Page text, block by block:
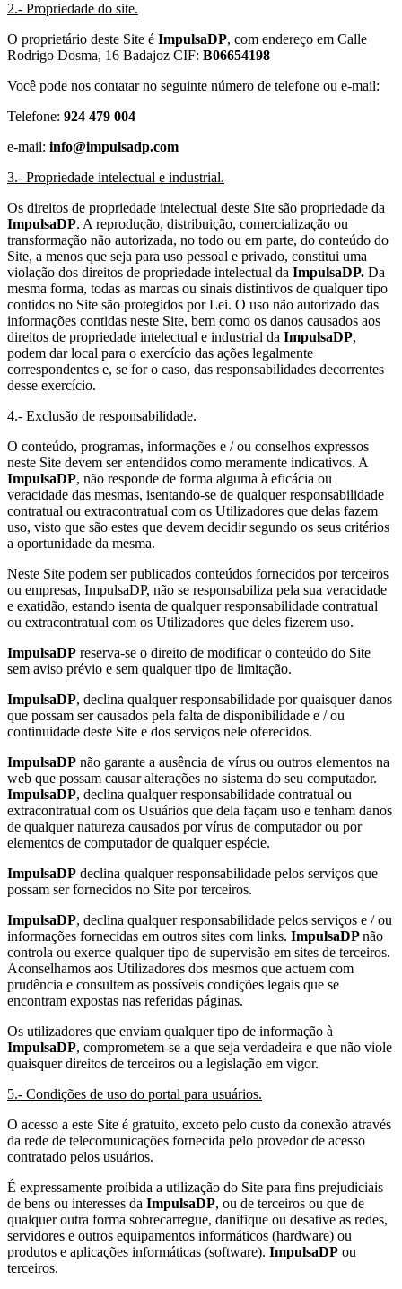
2.- Propriedade do site.
O proprietário deste Site é ImpulsaDP, com endereço em Calle
Rodrigo Dosma, 16 Badajoz CIF: B06654198
Você pode nos contatar no seguinte número de telefone ou e-mail:
Telefone: 924 479 004​​​​​​​
e-mail: info@impulsadp.com
3.- Propriedade intelectual e industrial.
Os direitos de propriedade intelectual deste Site são propriedade da
ImpulsaDP. A reprodução, distribuição, comercialização ou
transformação não autorizada, no todo ou em parte, do conteúdo do
Site, a menos que seja para uso pessoal e privado, constitui uma
violação dos direitos de propriedade intelectual da ImpulsaDP. Da
mesma forma, todas as marcas ou sinais distintivos de qualquer tipo
contidos no Site são protegidos por Lei. O uso não autorizado das
informações contidas neste Site, bem como os danos causados ​​aos
direitos de propriedade intelectual e industrial da ImpulsaDP,
podem dar local para o exercício das ações legalmente
correspondentes e, se for o caso, das responsabilidades decorrentes
desse exercício.
4.- Exclusão de responsabilidade.
O conteúdo, programas, informações e / ou conselhos expressos
neste Site devem ser entendidos como meramente indicativos. A
ImpulsaDP, não responde de forma alguma à eficácia ou
veracidade das mesmas, isentando-se de qualquer responsabilidade
contratual ou extracontratual com os Utilizadores que delas fazem
uso, visto que são estes que devem decidir segundo os seus critérios
a oportunidade da mesma.
Neste Site podem ser publicados conteúdos fornecidos por terceiros
ou empresas, ImpulsaDP, não se responsabiliza pela sua veracidade
e exatidão, estando isenta de qualquer responsabilidade contratual
ou extracontratual com os Utilizadores que deles fizerem uso.
ImpulsaDP reserva-se o direito de modificar o conteúdo do Site
sem aviso prévio e sem qualquer tipo de limitação.
ImpulsaDP, declina qualquer responsabilidade por quaisquer danos
que possam ser causados ​​pela falta de disponibilidade e / ou
continuidade deste Site e dos serviços nele oferecidos.
ImpulsaDP não garante a ausência de vírus ou outros elementos na
web que possam causar alterações no sistema do seu computador.
ImpulsaDP, declina qualquer responsabilidade contratual ou
extracontratual com os Usuários que dela façam uso e tenham danos
de qualquer natureza causados ​​por vírus de computador ou por
elementos de computador de qualquer espécie.
ImpulsaDP declina qualquer responsabilidade pelos serviços que
possam ser fornecidos no Site por terceiros.
ImpulsaDP, declina qualquer responsabilidade pelos serviços e / ou
informações fornecidas em outros sites com links. ImpulsaDPnão
controla ou exerce qualquer tipo de supervisão em sites de terceiros.
Aconselhamos aos Utilizadores dos mesmos que actuem com
prudência e consultem as possíveis condições legais que se
encontram expostas nas referidas páginas.
Os utilizadores que enviam qualquer tipo de informação à
ImpulsaDP, comprometem-se a que seja verdadeira e que não viole
quaisquer direitos de terceiros ou a legislação em vigor.
5.- Condições de uso do portal para usuários.
O acesso a este Site é gratuito, exceto pelo custo da conexão através
da rede de telecomunicações fornecida pelo provedor de acesso
contratado pelos usuários.
É expressamente proibida a utilização do Site para fins prejudiciais
de bens ou interesses da ImpulsaDP, ou de terceiros ou que de
qualquer outra forma sobrecarregue, danifique ou desative as redes,
servidores e outros equipamentos informáticos (hardware) ou
produtos e aplicações informáticas (software). ImpulsaDP ou
terceiros.